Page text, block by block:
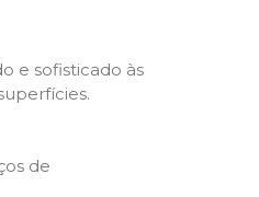
e sofisticado às
de